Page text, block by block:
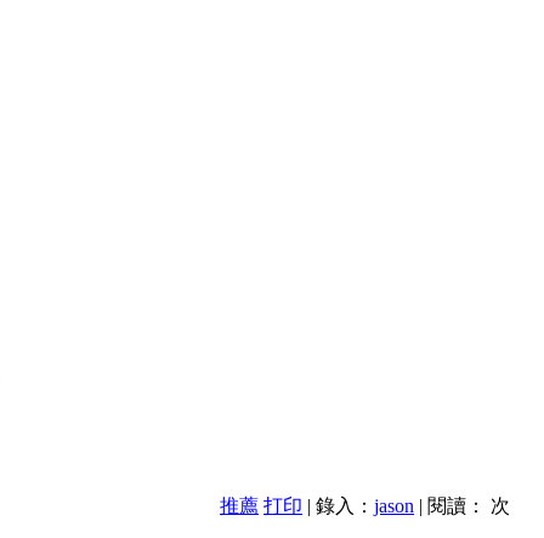
推薦 打印 | 錄入： jason | 閱讀：
次